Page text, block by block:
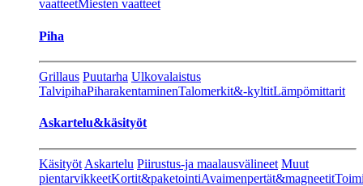
vaatteetMiesten vaatteet
Piha
Grillaus Puutarha Ulkovalaistus
TalvipihaPiharakentaminenTalomerkit&-kyltitLämpömittarit
Askartelu&käsityöt
Käsityöt Askartelu Piirustus-ja maalausvälineet Muut
pientarvikkeetKortit&paketointiAvaimenpertät&magneetit